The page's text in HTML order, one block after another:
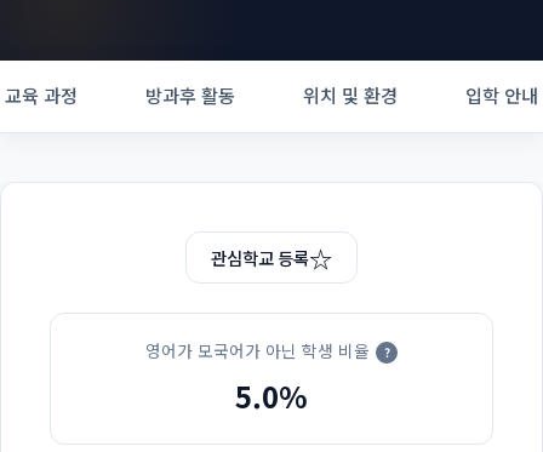
교육 과정 방과후 활동 위치 및 환경 입학 안내
관심학교 등록☆
영어가 모국어가 아닌 학생 비율 ?
5.0%